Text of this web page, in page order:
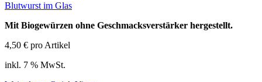
Blutwurst im Glas
Mit Biogewürzen ohne Geschmacksverstärker hergestellt.
4,50 € pro Artikel
inkl. 7 % MwSt.